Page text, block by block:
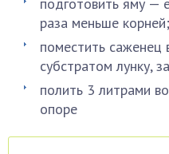
раза меньше корней;
поместить саженец
субстратом лунку,
полить 3 литрами
опоре